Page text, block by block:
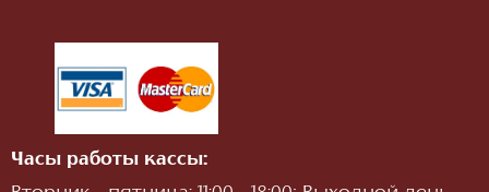
Часы работы кассы: